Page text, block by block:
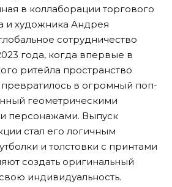
в коллаборации торгового
и художника Андрея
сотрудничество
года, когда впервые в
ритейла пространство
в огромный поп-
геометрическими
персонажами. Выпуск
стал его логичным
и толстовки с принтами
создать оригинальный
индивидуальность.